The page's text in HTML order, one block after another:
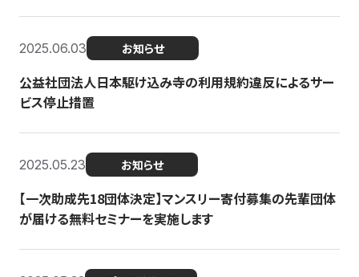
2025.06.03 お知らせ
公益社団法人日本駆け込み寺の利用規約違反によるサー
ビス停止措置
2025.05.23 お知らせ
【一次助成先18団体決定】マンスリー寄付募集の先輩団体
が届ける無料セミナーを実施します